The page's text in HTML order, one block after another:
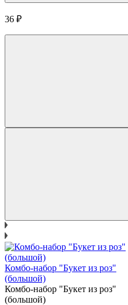
36 ₽
Комбо-набор "Букет из роз"
(большой)
Комбо-набор "Букет из роз"
(большой)